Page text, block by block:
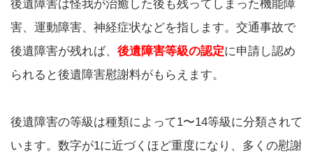
後遺障害は怪我が治癒した後も残ってしまった機能障
害、運動障害、神経症状などを指します。交通事故で
後遺障害が残れば、 後遺障害等級の認定に申請し認め
られると後遺障害慰謝料がもらえます。
後遺障害の等級は種類によって1〜14等級に分類されて
います。数字が1に近づくほど重度になり、多くの慰謝